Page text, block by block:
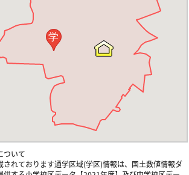
学
ついて
されております通学区域(学区)情報は、国土数値情報ダ